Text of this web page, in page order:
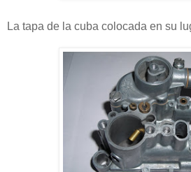
La tapa de la cuba colocada en su